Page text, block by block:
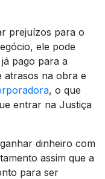
prejuízos para o
ele pode
pago para a
atrasos na obra e
, o que
entrar na Justiça
dinheiro com
assim que a
para ser